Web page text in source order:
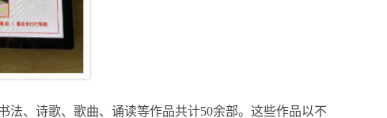
、诗歌、歌曲、诵读等作品共计50余部。这些作品以不